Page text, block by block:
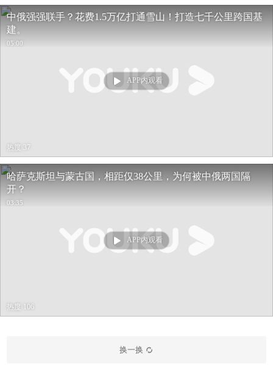
中俄强强联手？花费1.5万亿打通雪山！打造七千公里跨国基
建。
05:00
APP内观看
热度 37
哈萨克斯坦与蒙古国，相距仅38公里，为何被中俄两国隔
开？
03:35
APP内观看
热度 106
换一换